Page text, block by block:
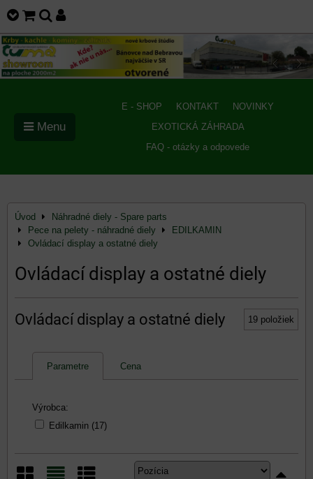
E - SHOP KONTAKT
NOVINKY
EXOTICKÁ ZÁHRADA
FAQ - otázky a odpovede
Menu
Úvod
Náhradné diely - Spare parts
Pece na pelety - náhradné diely
EDILKAMIN
Ovládací display a ostatné diely
Ovládací display a ostatné diely
Ovládací display a ostatné diely 19 položiek
Parametre Cena
Výrobca:
Edilkamin (17)